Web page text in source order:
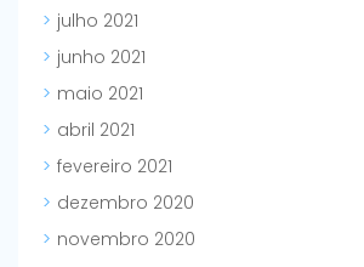
julho 2021
junho 2021
maio 2021
abril 2021
fevereiro 2021
dezembro 2020
novembro 2020